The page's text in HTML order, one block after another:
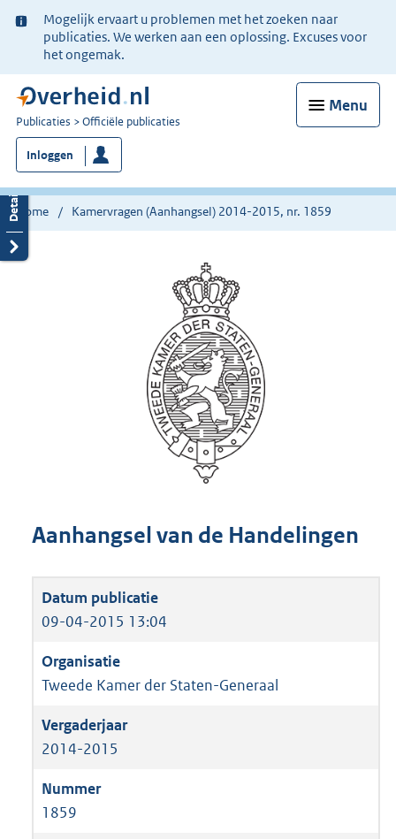
Ter
informatie:
Mogelijk ervaart u problemen met het zoeken naar
publicaties. We werken aan een oplossing. Excuses voor
het ongemak.
Menu
U
bent
nu
hier:
Publicaties Officiële publicaties
Inloggen
Home Kamervragen (Aanhangsel) 2014-2015, nr. 1859
Aanhangsel van de Handelingen
09-04-2015 13:04
Tweede Kamer der Staten-Generaal
2014-2015
1859